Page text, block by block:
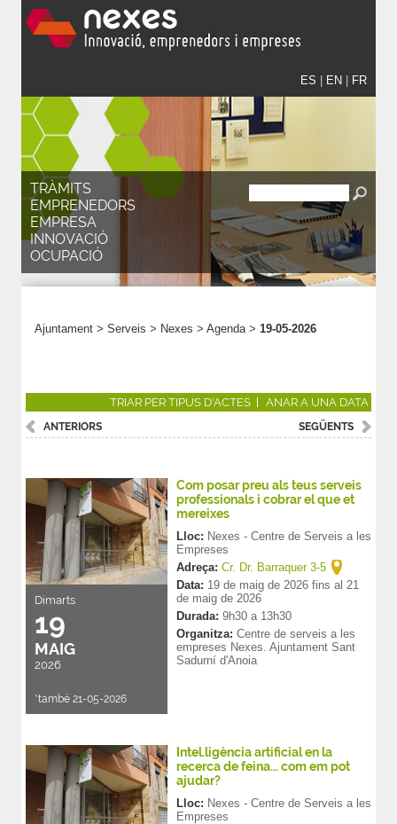
ES EN FR
TRÀMITS
EMPRENEDORS
EMPRESA
INNOVACIÓ
OCUPACIÓ
Ajuntament > Serveis > Nexes > Agenda > 19-05-2026
TRIAR PER TIPUS D'ACTES ANAR A UNA DATA
ANTERIORS SEGÜENTS
Dimarts
19
MAIG
2026
*també 21-05-2026
Com posar preu als teus serveis
professionals i cobrar el que et
mereixes
Lloc: Nexes - Centre de Serveis a les
Empreses
Adreça: Cr. Dr. Barraquer 3-5
Data: 19 de maig de 2026 fins al 21
de maig de 2026
Durada: 9h30 a 13h30
Organitza: Centre de serveis a les
empreses Nexes. Ajuntament Sant
Sadurní d'Anoia
Intel.ligència artificial en la
recerca de feina... com em pot
ajudar?
Lloc: Nexes - Centre de Serveis a les
Empreses